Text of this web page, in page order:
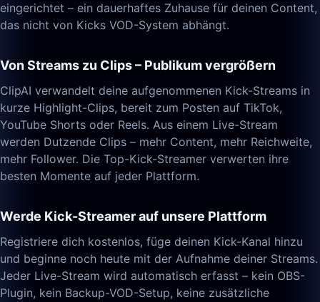
eingerichtet – ein dauerhaftes Zuhause für deinen Content,
das nicht von Kicks VOD-System abhängt.
Von Streams zu Clips – Publikum vergrößern
ClipAI verwandelt deine aufgenommenen Kick-Streams in
kurze Highlight-Clips, bereit zum Posten auf TikTok,
YouTube Shorts oder Reels. Aus einem Live-Stream
werden Dutzende Clips – mehr Content, mehr Reichweite,
mehr Follower. Die Top-Kick-Streamer verwerten ihre
besten Momente auf jeder Plattform.
Werde Kick-Streamer auf unsere Plattform
Registriere dich kostenlos, füge deinen Kick-Kanal hinzu
und beginne noch heute mit der Aufnahme deiner Streams.
Jeder Live-Stream wird automatisch erfasst – kein OBS-
Plugin, kein Backup-VOD-Setup, keine zusätzliche